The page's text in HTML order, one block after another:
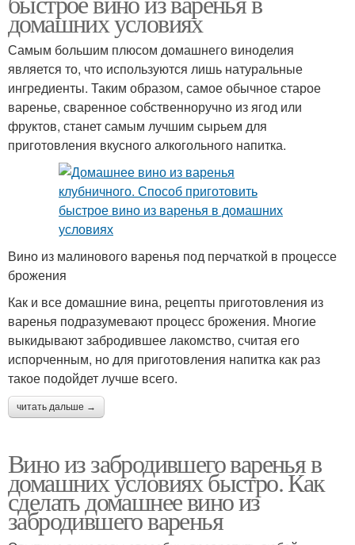
домашних условиях
Самым большим плюсом домашнего виноделия
является то, что используются лишь натуральные
ингредиенты. Таким образом, самое обычное старое
варенье, сваренное собственноручно из ягод или
фруктов, станет самым лучшим сырьем для
приготовления вкусного алкогольного напитка.
Вино из малинового варенья под перчаткой в процессе
брожения
Как и все домашние вина, рецепты приготовления из
варенья подразумевают процесс брожения. Многие
выкидывают забродившее лакомство, считая его
испорченным, но для приготовления напитка как раз
такое подойдет лучше всего.
читать дальше →
Вино из забродившего варенья в
домашних условиях быстро. Как
сделать домашнее вино из
забродившего варенья